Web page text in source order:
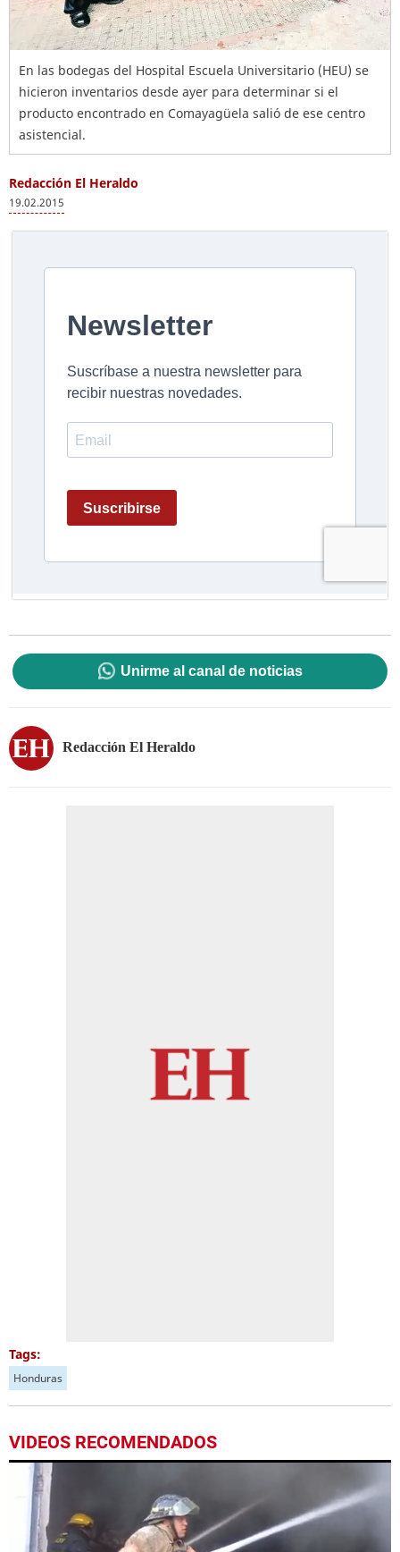
En las bodegas del Hospital Escuela Universitario (HEU) se
hicieron inventarios desde ayer para determinar si el
producto encontrado en Comayagüela salió de ese centro
asistencial.
Redacción El Heraldo
19.02.2015
Unirme al canal de noticias
Redacción El Heraldo
Tags:
Honduras
VIDEOS RECOMENDADOS